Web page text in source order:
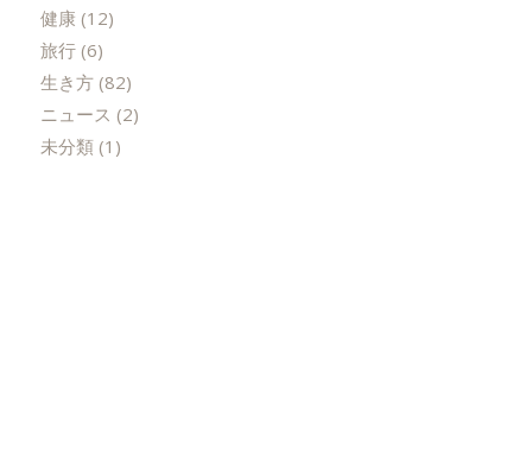
健康 (12)
旅行(6)
生き方(82)
ニュース (2)
未分類(1)